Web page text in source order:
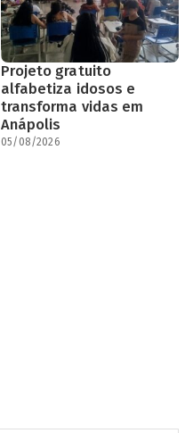
Projeto gratuito
alfabetiza idosos e
transforma vidas em
Anápolis
05/08/2026